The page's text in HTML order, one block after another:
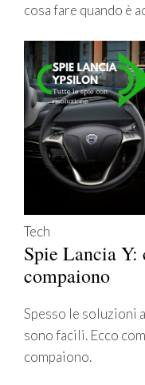
cosa fare quando è
Tech
Spie Lancia Y:
compaiono
Spesso le soluzioni
sono facili. Ecco
compaiono.